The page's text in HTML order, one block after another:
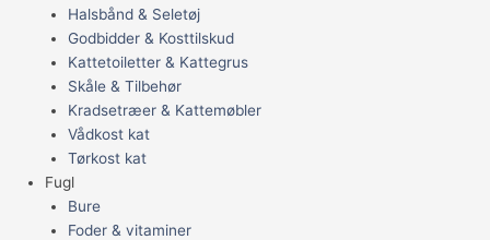
Halsbånd & Seletøj
Godbidder & Kosttilskud
Kattetoiletter & Kattegrus
Skåle & Tilbehør
Kradsetræer & Kattemøbler
Vådkost kat
Tørkost kat
Fugl
Bure
Foder & vitaminer